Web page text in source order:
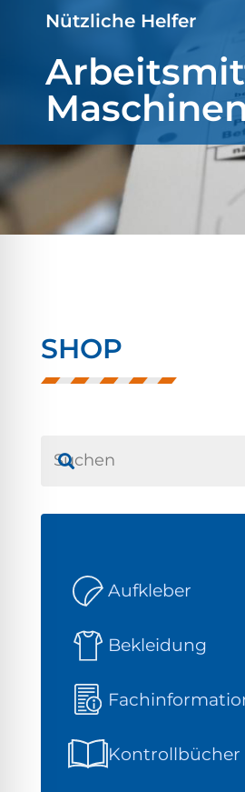
Nützliche Helfer
SHOP
Aufkleber
Bekleidung
Kontrollbücher
freundlicher Modus
sicherer Modus